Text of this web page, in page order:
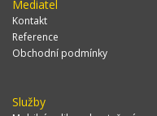
Mediatel
Kontakt
Reference
Obchodní podmínky
Služby